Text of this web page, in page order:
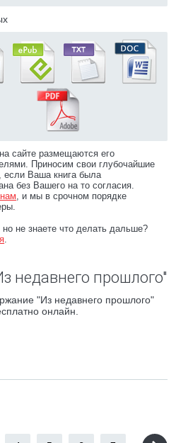
сайте размещаются его
Приносим свои глубочайшие
если Ваша книга была
без Вашего на то согласия.
, и мы в срочном порядке
не знаете что делать дальше?
.
недавнего прошлого"
"Из недавнего прошлого"
онлайн.